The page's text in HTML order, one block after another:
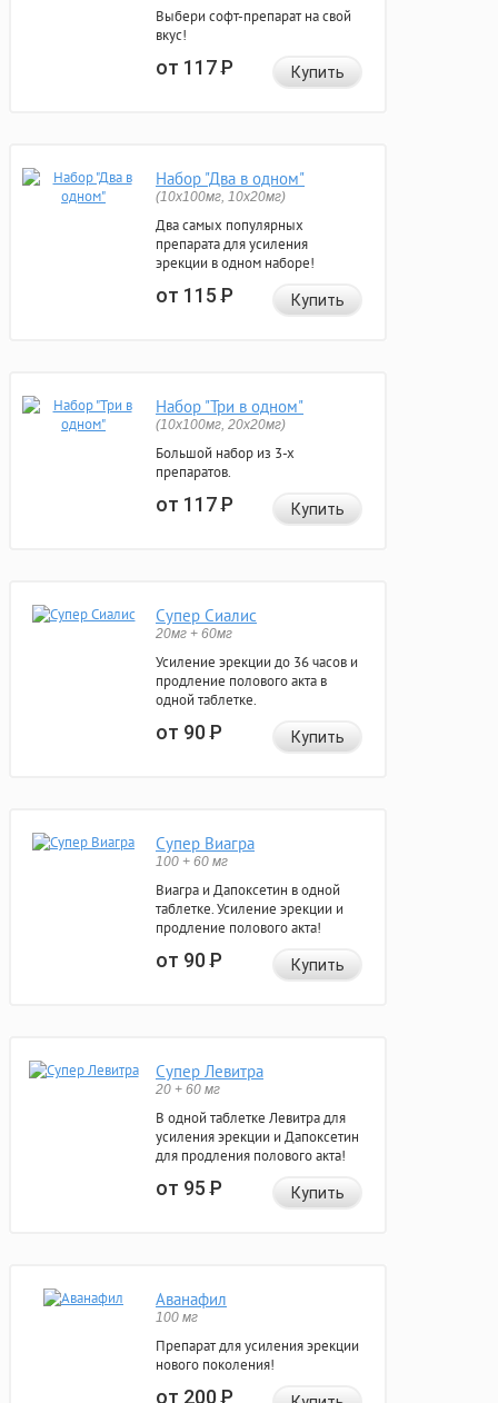
Выбери софт-препарат на свой
вкус!
от 117Р Купить
Набор "Два в одном"
(10x100мг, 10x20мг)
Два самых популярных
препарата для усиления
эрекции в одном наборе!
от 115Р Купить
Набор "Три в одном"
(10x100мг, 20x20мг)
Большой набор из 3-х
препаратов.
от 117Р Купить
Супер Сиалис
20мг + 60мг
Усиление эрекции до 36 часов и
продление полового акта в
одной таблетке.
от 90Р Купить
Супер Виагра
100 + 60 мг
Виагра и Дапоксетин в одной
таблетке. Усиление эрекции и
продление полового акта!
от 90Р Купить
Супер Левитра
20 + 60 мг
В одной таблетке Левитра для
усиления эрекции и Дапоксетин
для продления полового акта!
от 95Р Купить
Аванафил
100 мг
Препарат для усиления эрекции
нового поколения!
от 200Р